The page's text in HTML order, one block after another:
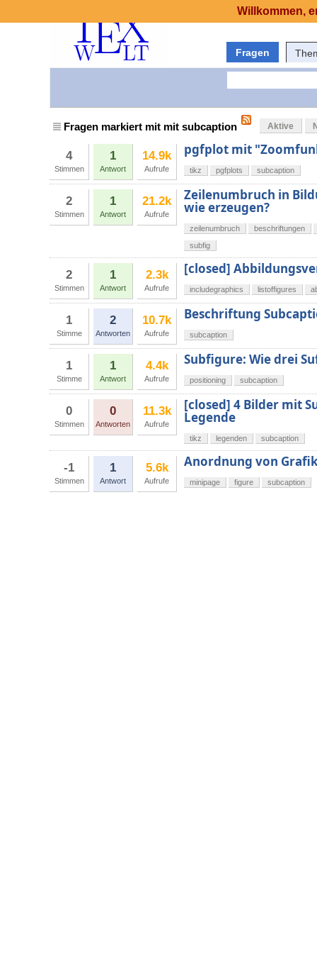
Fragen
Fragen markiert mit mit subcaption Aktive
4
Stimmen
1
Antwort
14.9k
Aufrufe
pgfplot mit
tikz pgfplots subcaption
2
Stimmen
1
Antwort
21.2k
Aufrufe
Zeilenumbruch in
wie erzeugen?
zeilenumbruch
beschriftungen
subfig
2
Stimmen
1
Antwort
2.3k
Aufrufe
[closed]
includegraphics listoffigures
1
Stimme
2
Antworten
10.7k
Aufrufe
Beschriftung
subcaption
1
Stimme
1
Antwort
4.4k
Aufrufe
Subfigure: Wie drei
positioning subcaption
0
Stimmen
0
Antworten
11.3k
Aufrufe
[closed] 4 Bilder mit
Legende
tikz legenden subcaption
-1
Stimmen
1
Antwort
5.6k
Aufrufe
Anordnung von
minipage figure subcaption
Willkommen,